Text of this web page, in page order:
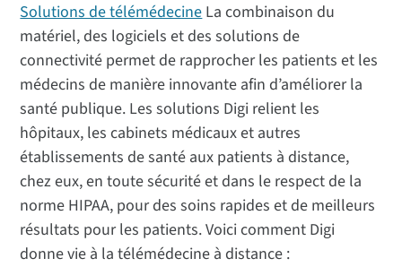
Solutions de télémédecineLa combinaison du
matériel, des logiciels et des solutions de
connectivité permet de rapprocher les patients et les
médecins de manière innovante afin d’améliorer la
santé publique. Les solutions Digi relient les
hôpitaux, les cabinets médicaux et autres
établissements de santé aux patients à distance,
chez eux, en toute sécurité et dans le respect de la
norme HIPAA, pour des soins rapides et de meilleurs
résultats pour les patients. Voici comment Digi
donne vie à la télémédecine à distance :